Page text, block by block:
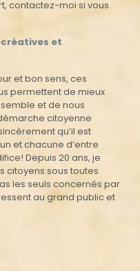
contactez-moi si vous
et
et bon sens, ces
permettent de mieux
et de nous
citoyenne
qu’il est
et chacune d’entre
Depuis 20 ans, je
citoyens sous toutes
les seuls concernés par
au grand public et